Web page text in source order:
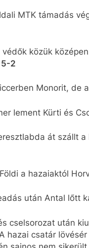
MTK támadás
közük
5-2
Monorit, de
lement Kürti és
át szállt
a hazaiaktól
után Antal lőtt
cselsorozat után
hazai csatár